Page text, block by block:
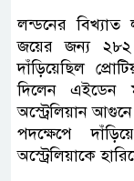
লন্ডনের বিখ্যাত
জয়ের জন্য ২৮২
দাঁড়িয়েছিল
দিলেন এইডেন
অস্ট্রেলিয়ান
পদক্ষেপে
অস্ট্রেলিয়াকে